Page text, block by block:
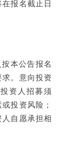
报名截止日
本公告报名
。意向投资
资人招募须
投资风险；
自愿承担相